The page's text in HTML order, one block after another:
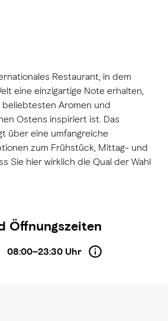
Restaurant, in dem
eine einzigartige Note erhalten,
Aromen und
Ostens inspiriert ist. Das
über eine umfangreiche
zum Frühstück, Mittag- und
Sie hier wirklich die Qual der Wahl
Öffnungszeiten
08:00–23:30 Uhr